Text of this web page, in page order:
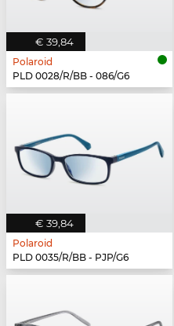
€ 39,84
Polaroid
PLD 0028/R/BB - 086/G6
€ 39,84
Polaroid
PLD 0035/R/BB - PJP/G6